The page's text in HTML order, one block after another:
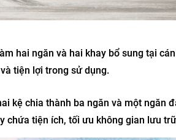
hai ngăn và hai khay bổ sung tại
tiện lợi trong sử dụng.
kệ chia thành ba ngăn và một ngăn
chứa tiện ích, tối ưu không gian lưu